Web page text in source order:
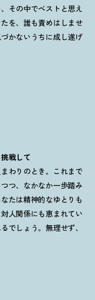
その中でベストと思え
を、誰も責めはしませ
かないうちに成し遂げ
戦して
わりのとき。これまで
つ、なかなか一歩踏み
たは精神的なゆとりも
人関係にも恵まれてい
でしょう。無理せず、